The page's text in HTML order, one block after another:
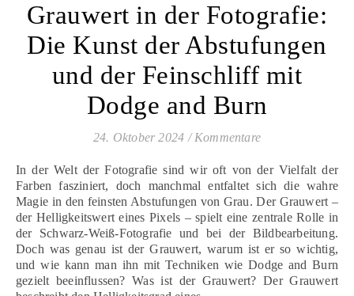
Grauwert in der Fotografie:
Die Kunst der Abstufungen
und der Feinschliff mit
Dodge and Burn
24. Oktober 2024 / Kommentare
In der Welt der Fotografie sind wir oft von der Vielfalt der
Farben fasziniert, doch manchmal entfaltet sich die wahre
Magie in den feinsten Abstufungen von Grau. Der Grauwert –
der Helligkeitswert eines Pixels – spielt eine zentrale Rolle in
der Schwarz-Weiß-Fotografie und bei der Bildbearbeitung.
Doch was genau ist der Grauwert, warum ist er so wichtig,
und wie kann man ihn mit Techniken wie Dodge and Burn
gezielt beeinflussen? Was ist der Grauwert? Der Grauwert